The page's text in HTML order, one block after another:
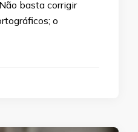
basta corrigir
o